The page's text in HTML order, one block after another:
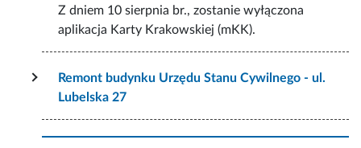
Z dniem 10 sierpnia br., zostanie wyłączona
aplikacja Karty Krakowskiej (mKK).
Remont budynku Urzędu Stanu Cywilnego - ul.
Lubelska 27